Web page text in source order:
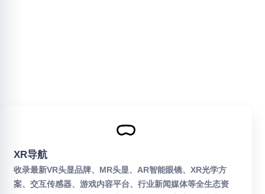
XR导航
收录最新VR头显品牌、MR头显、AR智能眼镜、XR光学方
案、交互传感器、游戏内容平台、行业新闻媒体等全生态资